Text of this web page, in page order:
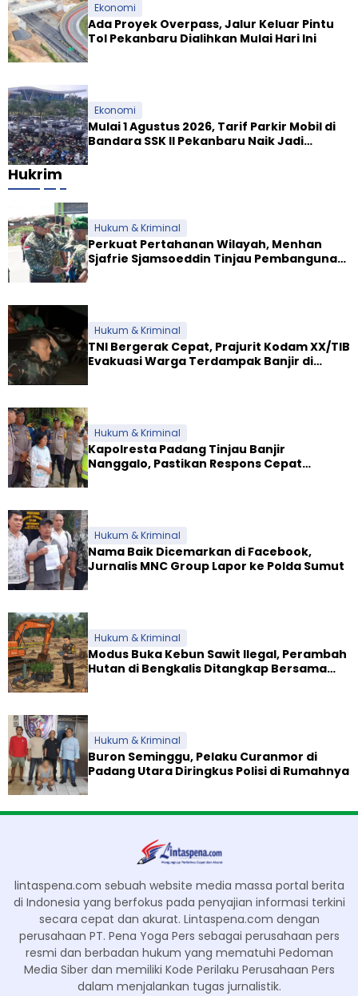
Ekonomi
Ada Proyek Overpass, Jalur Keluar Pintu
Tol Pekanbaru Dialihkan Mulai Hari Ini
Ekonomi
Mulai 1 Agustus 2026, Tarif Parkir Mobil di
Bandara SSK II Pekanbaru Naik Jadi
Hukrim
Hukum & Kriminal
Perkuat Pertahanan Wilayah, Menhan
Sjafrie Sjamsoeddin Tinjau Pembangunan
Hukum & Kriminal
TNI Bergerak Cepat, Prajurit Kodam XX/TIB
Evakuasi Warga Terdampak Banjir di
Hukum & Kriminal
Kapolresta Padang Tinjau Banjir
Nanggalo, Pastikan Respons Cepat
Hukum & Kriminal
Nama Baik Dicemarkan di Facebook,
Jurnalis MNC Group Lapor ke Polda Sumut
Hukum & Kriminal
Modus Buka Kebun Sawit Ilegal, Perambah
Hutan di Bengkalis Ditangkap Bersama
Hukum & Kriminal
Buron Seminggu, Pelaku Curanmor di
Padang Utara Diringkus Polisi di Rumahnya
lintaspena.com sebuah website media massa portal berita
di Indonesia yang berfokus pada penyajian informasi terkini
secara cepat dan akurat. Lintaspena.com dengan
perusahaan PT. Pena Yoga Pers sebagai perusahaan pers
resmi dan berbadan hukum yang mematuhi Pedoman
Media Siber dan memiliki Kode Perilaku Perusahaan Pers
dalam menjalankan tugas jurnalistik.